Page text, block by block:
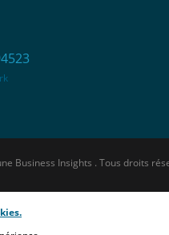
Business Insights . Tous droits